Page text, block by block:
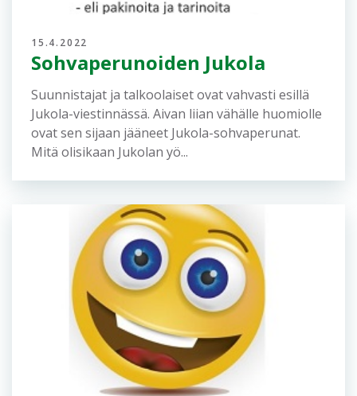
JUKOLATAIKOJA
Juhannustaikoja voi tehdä tietysti vasta
juhannuksena, mutta jo ennen sitä on syytä
laittaa pöytään Jukolataikoja. Seuraavassa
muutamia vaihtoehtoja niihin: ...